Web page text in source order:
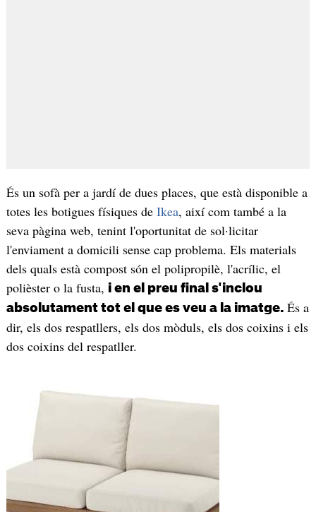
És un sofà per a jardí de dues places, que està disponible a
totes les botigues físiques de Ikea, així com també a la
seva pàgina web, tenint l'oportunitat de sol·licitar
l'enviament a domicili sense cap problema. Els materials
dels quals està compost són el polipropilè, l'acrílic, el
polièster o la fusta, i en el preu final s'inclou
absolutament tot el que es veu a la imatge. És a
dir, els dos respatllers, els dos mòduls, els dos coixins i els
dos coixins del respatller.